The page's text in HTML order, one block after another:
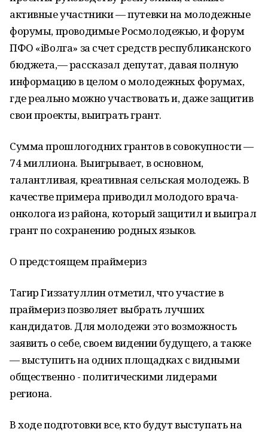
активные участники — путевки на молодежные
форумы, проводимые Росмолодежью, и форум
ПФО «iВолга» за счет средств республиканского
бюджета,— рассказал депутат, давая полную
информацию в целом о молодежных форумах,
где реально можно участвовать и, даже защитив
свои проекты, выиграть грант.
Сумма прошлогодних грантов в совокупности —
74 миллиона. Выигрывает, в основном,
талантливая, креативная сельская молодежь. В
качестве примера приводил молодого врача-
онколога из района, который защитил и выиграл
грант по сохранению родных языков.
О предстоящем праймериз
Тагир Гиззатуллин отметил, что участие в
праймериз позволяет выбрать лучших
кандидатов. Для молодежи это возможность
заявить о себе, своем видении будущего, а также
— выступить на одних площадках с видными
общественно - политическими лидерами
региона.
В ходе подготовки все, кто будут выступать на